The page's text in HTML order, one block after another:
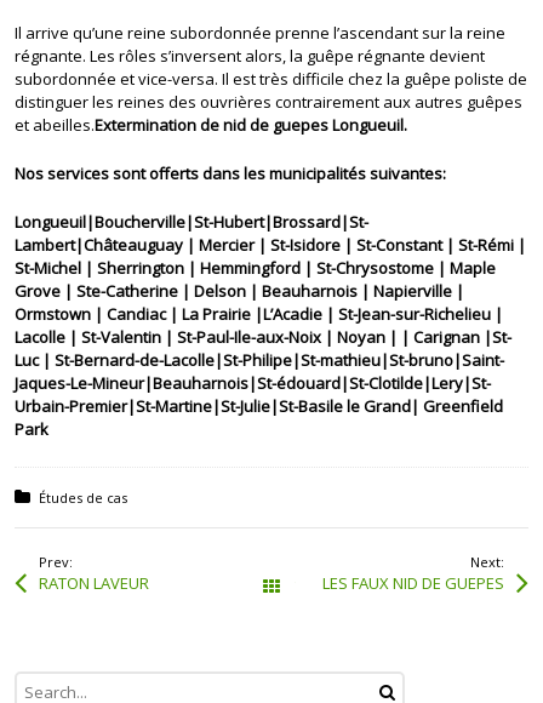
Il arrive qu’une reine subordonnée prenne l’ascendant sur la reine
régnante. Les rôles s’inversent alors, la guêpe régnante devient
subordonnée et vice-versa. Il est très difficile chez la guêpe poliste de
distinguer les reines des ouvrières contrairement aux autres guêpes
et abeilles.Extermination de nid de guepes Longueuil.
Nos services sont offerts dans les municipalités suivantes:
Longueuil|Boucherville|St-Hubert|Brossard|St-
Lambert|Châteauguay | Mercier | St-Isidore | St-Constant | St-Rémi |
St-Michel | Sherrington | Hemmingford | St-Chrysostome | Maple
Grove | Ste-Catherine | Delson | Beauharnois | Napierville |
Ormstown | Candiac | La Prairie |L’Acadie | St-Jean-sur-Richelieu |
Lacolle | St-Valentin | St-Paul-Ile-aux-Noix | Noyan | | Carignan |St-
Luc | St-Bernard-de-Lacolle|St-Philipe|St-mathieu|St-bruno|Saint-
Jaques-Le-Mineur|Beauharnois|St-édouard|St-Clotilde|Lery|St-
Urbain-Premier|St-Martine|St-Julie|St-Basile le Grand| Greenfield
Park
Posted in:
Études de cas
Prev:
RATON LAVEUR Tous les articles
Next:
LES FAUX NID DE GUEPES